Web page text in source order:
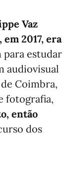
Vaz
2017, era
para estudar
audiovisual
Coimbra,
fotografia,
então
dos